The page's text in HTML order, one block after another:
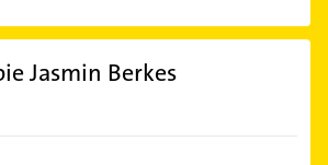
Jasmin Berkes